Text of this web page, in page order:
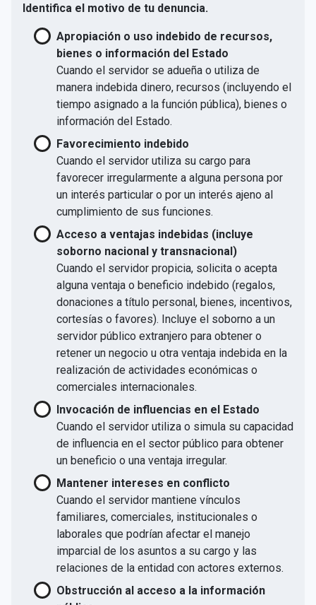
Identifica el motivo de tu denuncia.
Apropiación o uso indebido de recursos,
bienes o información del Estado
Cuando el servidor se adueña o utiliza de
manera indebida dinero, recursos (incluyendo el
tiempo asignado a la función pública), bienes o
información del Estado.
Favorecimiento indebido
Cuando el servidor utiliza su cargo para
favorecer irregularmente a alguna persona por
un interés particular o por un interés ajeno al
cumplimiento de sus funciones.
Acceso a ventajas indebidas (incluye
soborno nacional y transnacional)
Cuando el servidor propicia, solicita o acepta
alguna ventaja o beneficio indebido (regalos,
donaciones a título personal, bienes, incentivos,
cortesías o favores). Incluye el soborno a un
servidor público extranjero para obtener o
retener un negocio u otra ventaja indebida en la
realización de actividades económicas o
comerciales internacionales.
Invocación de influencias en el Estado
Cuando el servidor utiliza o simula su capacidad
de influencia en el sector público para obtener
un beneficio o una ventaja irregular.
Mantener intereses en conflicto
Cuando el servidor mantiene vínculos
familiares, comerciales, institucionales o
laborales que podrían afectar el manejo
imparcial de los asuntos a su cargo y las
relaciones de la entidad con actores externos.
Obstrucción al acceso a la información